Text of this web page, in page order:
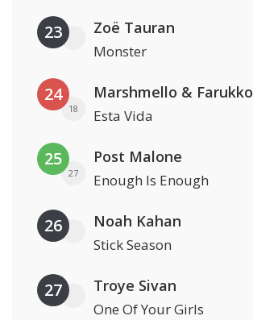
23 Zoë Tauran
Monster
24
18
Marshmello & Farukko
Esta Vida
25
27
Post Malone
Enough Is Enough
26 Noah Kahan
Stick Season
27 Troye Sivan
One Of Your Girls